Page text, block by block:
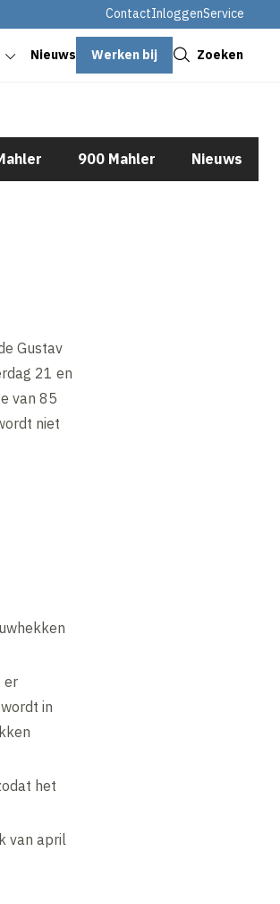
ContactInloggenService
Nieuws Werken bij Zoeken
900 Mahler Nieuws
Gustav
21 en
van 85
niet
er
in
het
van april
Sluiten